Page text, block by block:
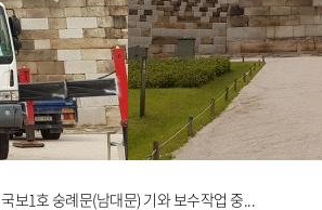
국보1호 숭례문(남대문) 기와 보수작업 중...